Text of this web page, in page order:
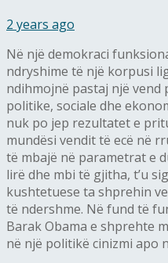
2 years ago
Në një demokraci
ndryshime të një korpusi
ndihmojnë pastaj një
politike, sociale dhe
nuk po jep rezultatet e
mundësi vendit të ecë në
të mbajë në parametrat e
lirë dhe mbi të gjitha, t’u
kushtetuese ta shprehin
të ndershme. Në fund të
Barak Obama e shprehte
në një politikë cinizmi apo